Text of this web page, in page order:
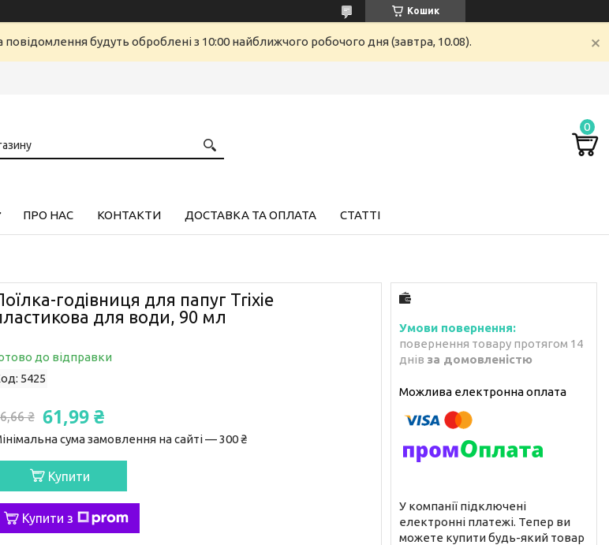
Кошик
будуть оброблені з 10:00 найближчого робочого дня (завтра, 10.08).
ПРО НАС КОНТАКТИ ДОСТАВКА ТА ОПЛАТА СТАТТІ
годівниця для папуг Trixie
для води, 90 мл
до відправки
5425
₴ 61,99 ₴
сума замовлення на сайті — 300 ₴
Купити
Купити з
повернення товару протягом 14
днів за домовленістю
У компанії підключені
електронні платежі. Тепер ви
можете купити будь-який товар